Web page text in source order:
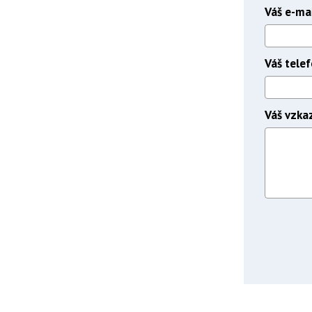
Váš e-
Váš
Váš